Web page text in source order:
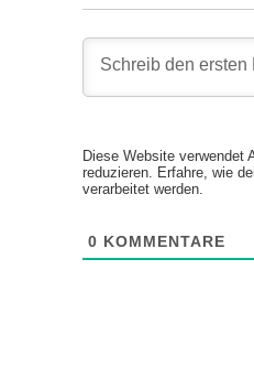
Diese Website verwendet
reduzieren. Erfahre, wie
verarbeitet werden.
0 KOMMENTARE